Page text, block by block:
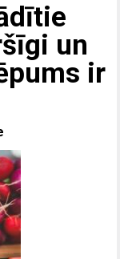
un
ir